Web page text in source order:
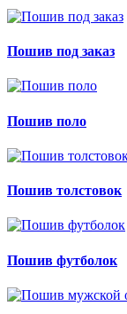
Пошив под заказ
Пошив поло
Пошив толстовок
Пошив футболок